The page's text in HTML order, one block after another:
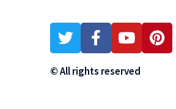
© All rights reserved